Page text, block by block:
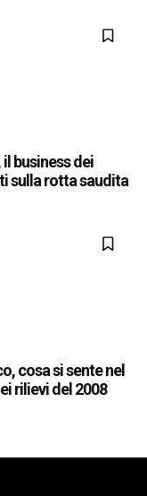
il business dei
sulla rotta saudita
cosa si sente nel
rilievi del 2008